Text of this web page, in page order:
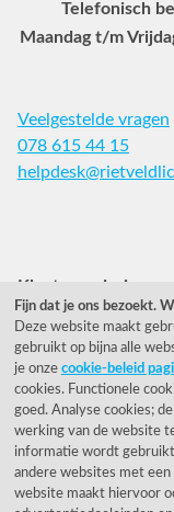
Telefonisch
Maandag t/m
Veelgestelde vragen
078 615 44 15
Klantwaardering
"Zeer goed" -
Cijfer: 9.2 (25540
Onze nieuwsbrief
Wil je onze
Fijn dat je ons bezoekt.
Deze website maakt
gebruikt op bijna alle
je onze cookie-beleid
cookies. Functionele
goed. Analyse cookies;
werking van de website
informatie wordt
andere websites met
website maakt hiervoor